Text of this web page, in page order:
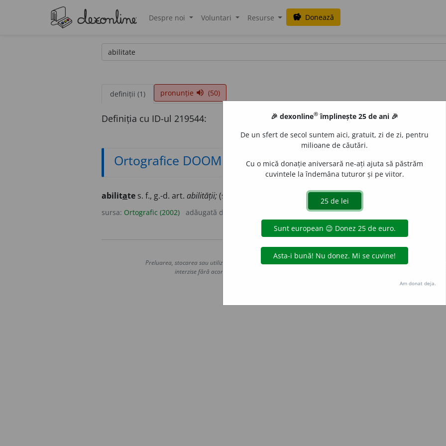
Despre noi Voluntari Resurse savings Donează
definiții (1) pronunție volume_up (50)
Definiția cu ID-ul 219544:
Ortografice DOOM
abilitate s. f., g.-d. art. abilității;(șmecherii) pl.
sursa: Ortografic (2002) adăugată de
Copyright © 2004-2026 dexonline (https://dexonline.ro)
Preluarea, stocarea sau utilizarea datelor de pe acest site, inclusiv prin orice metode de extragere automată
interzise fără acordul nostru prealabil scris, cu excepția seturilor de date oferite oficial spre utilizare
Hosterion
🎉 dexonline® împlinește 25 de ani 🎉
De un sfert de secol suntem aici, gratuit, zi de zi, pentru
milioane de căutări.
Cu o mică donație aniversară ne-ați ajuta să păstrăm
cuvintele la îndemâna tuturor și pe viitor.
Am donat deja.